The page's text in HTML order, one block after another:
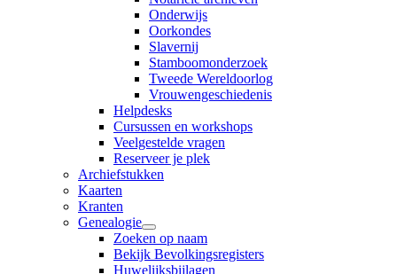
Onderwijs
Oorkondes
Slavernij
Stamboomonderzoek
Tweede Wereldoorlog
Vrouwengeschiedenis
Helpdesks
Cursussen en workshops
Veelgestelde vragen
Reserveer je plek
Archiefstukken
Kaarten
Kranten
Genealogie
Zoeken op naam
Bekijk Bevolkingsregisters
Huwelijksbijlagen